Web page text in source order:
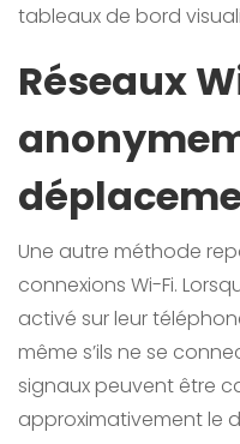
tableaux de bord
Réseaux
Une autre méthode
connexions Wi-Fi.
activé sur leur
même s’ils ne se
signaux peuvent être
approximativement le